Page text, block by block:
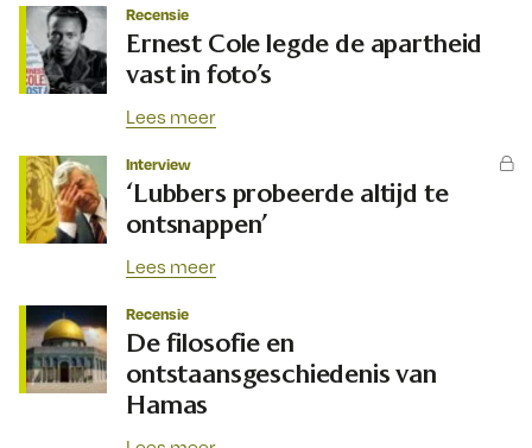
Recensie
Ernest Cole legde de apartheid
vast in foto’s
Lees meer
Interview
‘Lubbers probeerde altijd te
ontsnappen’
Lees meer
Recensie
De filosofie en
ontstaansgeschiedenis van
Hamas